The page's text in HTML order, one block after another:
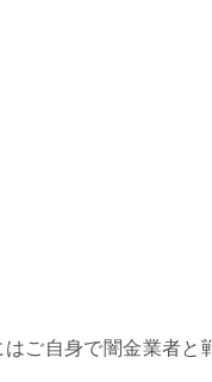
はご自身で闇金業者と